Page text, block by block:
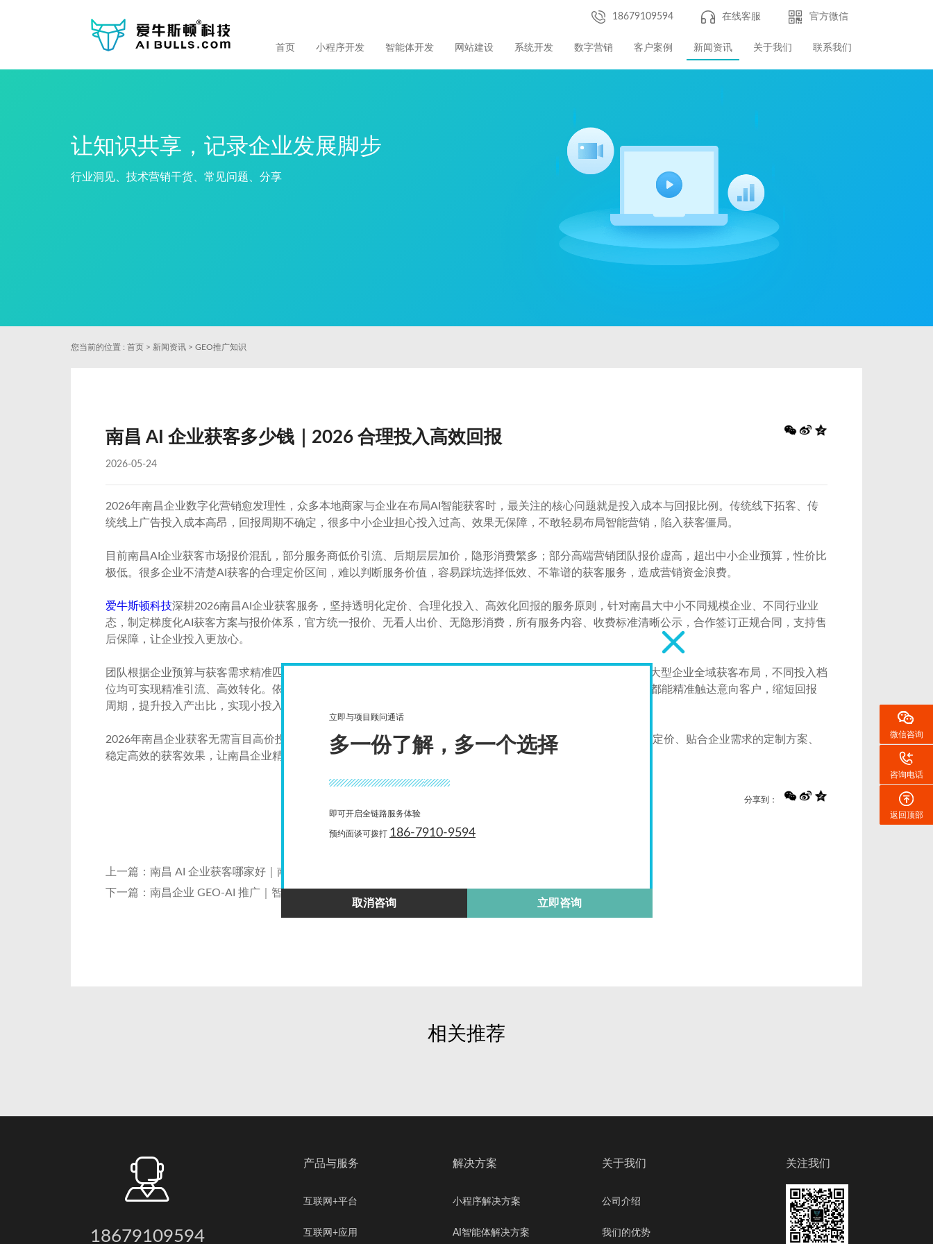
18679109594 在线客服 官方微信
首页 小程序开发 智能体开发 网站建设 系统开发 数字营销 客户案例 新闻资讯 关于我们 联系我们
让知识共享，记录企业发展脚步
行业洞见、技术营销干货、常见问题、分享
您当前的位置 : 首页 > 新闻资讯 > GEO推广知识
南昌 AI 企业获客多少钱｜2026 合理投入高效回报
2026-05-24
2026年南昌企业数字化营销愈发理性，众多本地商家与企业在布局AI智能获客时，最关注的核心问题就是投入成本与回报比例。传统线下拓客、传
统线上广告投入成本高昂，回报周期不确定，很多中小企业担心投入过高、效果无保障，不敢轻易布局智能营销，陷入获客僵局。
目前南昌AI企业获客市场报价混乱，部分服务商低价引流、后期层层加价，隐形消费繁多；部分高端营销团队报价虚高，超出中小企业预算，性价比
极低。很多企业不清楚AI获客的合理定价区间，难以判断服务价值，容易踩坑选择低效、不靠谱的获客服务，造成营销资金浪费。
爱牛斯顿科技深耕2026南昌AI企业获客服务，坚持透明化定价、合理化投入、高效化回报的服务原则，针对南昌大中小不同规模企业、不同行业业
态，制定梯度化AI获客方案与报价体系，官方统一报价、无看人出价、无隐形消费，所有服务内容、收费标准清晰公示，合作签订正规合同，支持售
后保障，让企业投入更放心。
团队根据企业预算与获客需求精准匹配方案，轻量化方案适配中小微企业低成本拓客需求，全套定制方案适配中大型企业全域获客布局，不同投入档
位均可实现精准引流、高效转化。依托AI智能优化与GEO本地精准推广能力，持续优化获客模型，让每一笔投入都能精准触达意向客户，缩短回报
周期，提升投入产出比，实现小投入、高回报的营销效果。
2026年南昌企业获客无需盲目高价投入，合理预算搭配专业方案即可实现高效拓客。爱牛斯顿科技
以透明合理的定价、贴合企业需求的定制方案、
稳定高效的获客效果，让南昌企业精准把控营销投入，以可控成本获取精准客源，实现长效盈利增长。
分享到：
上一篇： 南昌 AI 企业获客哪家好｜南昌智能获客实力服务商
下一篇： 南昌企业 GEO-AI 推广｜智能引流打通本地流量闭环
相关推荐
立即与项目顾问通话
多一份了解，多一个选择
即可开启全链路服务体验
预约面谈可拨打 186-7910-9594
取消咨询 立即咨询
18679109594
产品与服务
互联网+平台
互联网+应用
解决方案
小程序解决方案
AI智能体解决方案
关于我们
公司介绍
我们的优势
关注我们
微信咨询
咨询电话
返回顶部